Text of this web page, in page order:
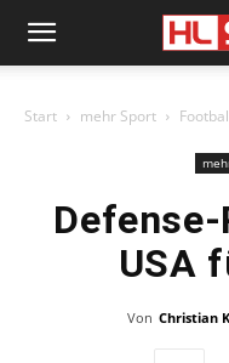
Start mehr Sport
USA
Von Christian